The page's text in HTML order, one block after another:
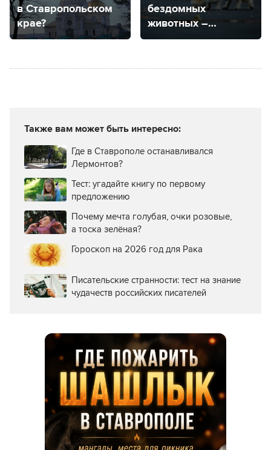
в Ставропольском
крае?
бездомных
животных –
рассказали
из Ставрополя
Также вам может быть интересно:
Где в Ставрополе останавливался
Лермонтов?
Тест: угадайте книгу по первому
предложению
Почему мечта голубая, очки розовые,
а тоска зелёная?
Гороскоп на 2026 год для Рака
Писательские странности: тест на знание
чудачеств российских писателей